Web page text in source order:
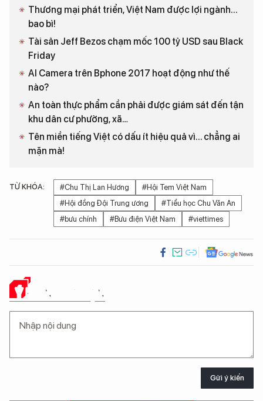
Thương mại phát triển, Việt Nam được lợi ngành...
bao bì!
Tài sản Jeff Bezos chạm mốc 100 tỷ USD sau Black
Friday
AI Camera trên Bphone 2017 hoạt động như thế
nào?
An toàn thực phẩm cần phải được giám sát đến tận
khu dân cư phường, xã…
Tên miền tiếng Việt có dấu ít hiệu quả vì... chẳng ai
mặn mà!
TỪ KHÓA: #Chu Thị Lan Hương
#Hội Tem Việt Nam
#Hội đồng Đội Trung ương
#Tiểu học Chu Văn An
#bưu chính
#Bưu điện Việt Nam #viettimes
Ý KIẾN CỦA BẠN
Gửi ý kiến